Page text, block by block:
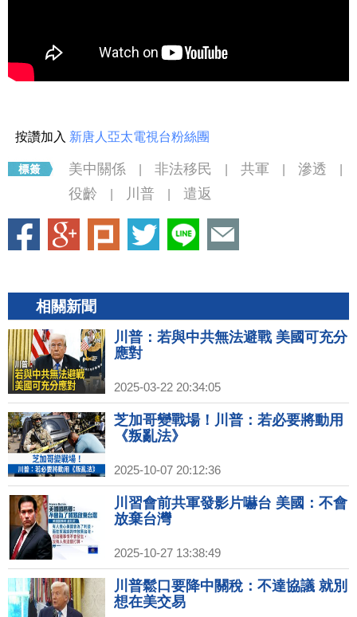
按讚加入 新唐人亞太電視台粉絲團
美中關係 非法移民 共軍 滲透
役齡 川普 遣返
相關新聞
川普：若與中共無法避戰 美國可充分
應對
2025-03-22 20:34:05
芝加哥變戰場！川普：若必要將動用
《叛亂法》
2025-10-07 20:12:36
川習會前共軍發影片嚇台 美國：不會
放棄台灣
2025-10-27 13:38:49
川普鬆口要降中關稅：不達協議 就別
想在美交易